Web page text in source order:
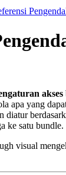
apa yang
diatur
ke satu bundle.
visual